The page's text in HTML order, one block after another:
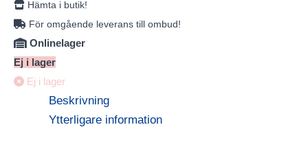
Hämta i butik!
För omgående leverans till ombud!
Onlinelager
Ej i lager
Ej i lager
Beskrivning
Ytterligare information